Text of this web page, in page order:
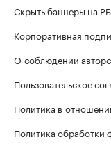
Скрыть баннеры на
Корпоративная
О соблюдении
Пользовательское
Политика в
Политика обработки